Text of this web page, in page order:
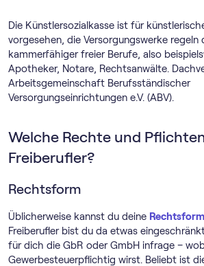
Die Künstlersozialkasse ist für
vorgesehen, die Versorgungswerke regeln
kammerfähiger freier Berufe, also
Apotheker, Notare, Rechtsanwälte.
Arbeitsgemeinschaft Berufsständischer
Versorgungseinrichtungen e.V. (ABV).
Welche Rechte und
Freiberufler?
Rechtsform
Üblicherweise kannst du deine Rechtsform
Freiberufler bist du da etwas
für dich die GbR oder GmbH infrage –
Gewerbesteuerpflichtig wirst. Beliebt ist